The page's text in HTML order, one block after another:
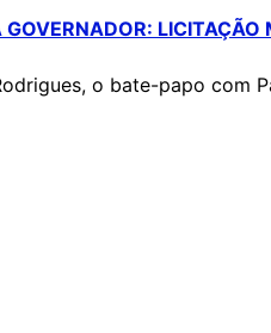
o bate-papo com